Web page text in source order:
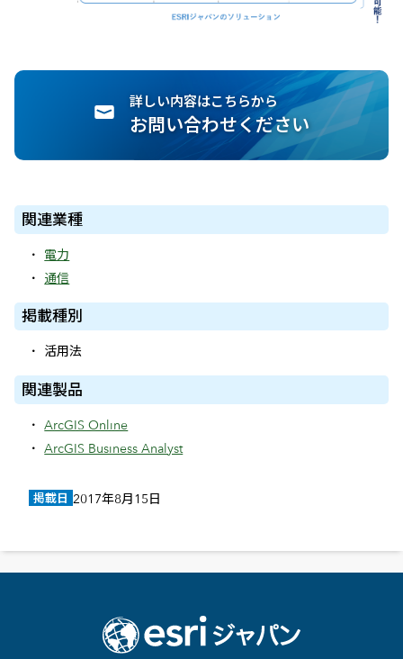
詳しい内容はこちらから
お問い合わせください
関連業種
電力
通信
掲載種別
活用法
関連製品
ArcGIS Online
ArcGIS Business Analyst
掲載日 2017年8月15日